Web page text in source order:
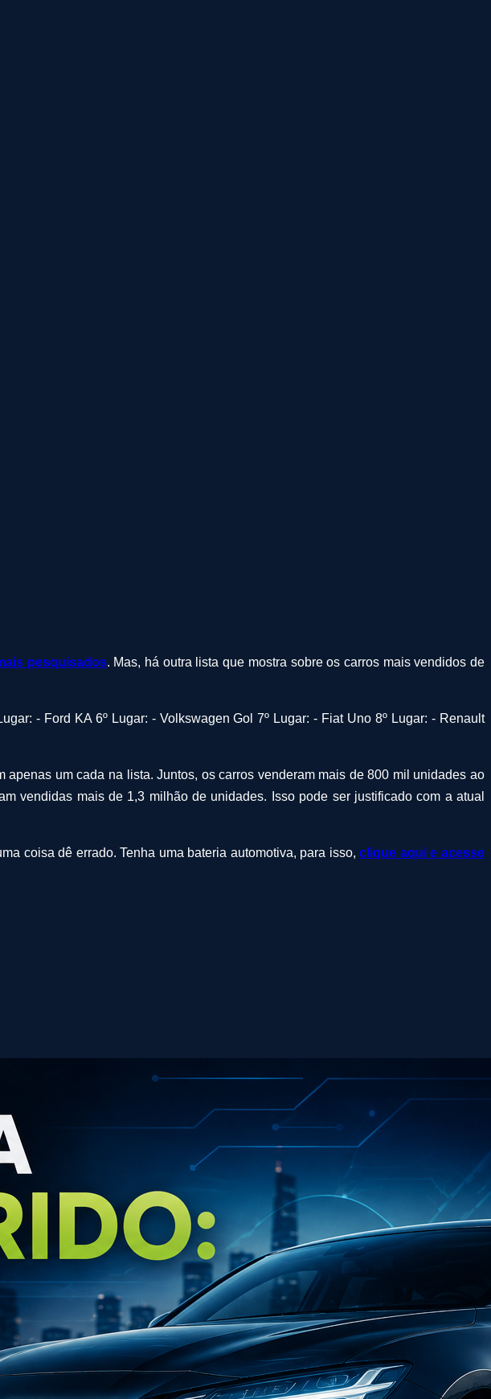
pesquisados. Mas, há outra lista que mostra sobre os carros mais vendidos de
- Ford KA 6º Lugar: - Volkswagen Gol 7º Lugar: - Fiat Uno 8º Lugar: - Renault
um cada na lista. Juntos, os carros venderam mais de 800 mil unidades ao
vendidas mais de 1,3 milhão de unidades. Isso pode ser justificado com a atual
coisa dê errado. Tenha uma bateria automotiva, para isso,clique aqui e acesse